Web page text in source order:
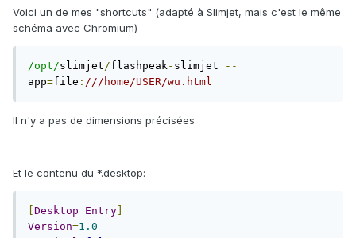
Voici un de mes "shortcuts" (adapté à Slimjet, mais c'est le même
schéma avec Chromium)
/opt/slimjet/flashpeak- slimjet
--
app=file : ///home/USER/wu.html
Il n'y a pas de dimensions précisées
Et le contenu du *.desktop:
Desktop Entry
Version=1.0